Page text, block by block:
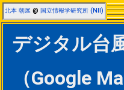
北本 朝展 @ 国立情報学研究所 (NII)
デジタル台
（Google